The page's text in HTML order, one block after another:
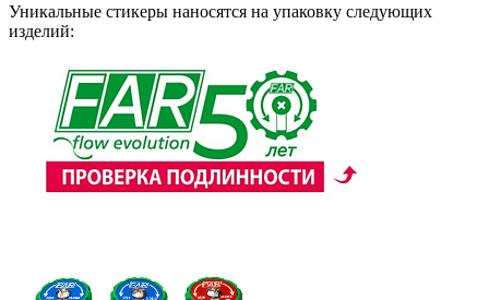
Уникальные стикеры наносятся на упаковку следующих
изделий: